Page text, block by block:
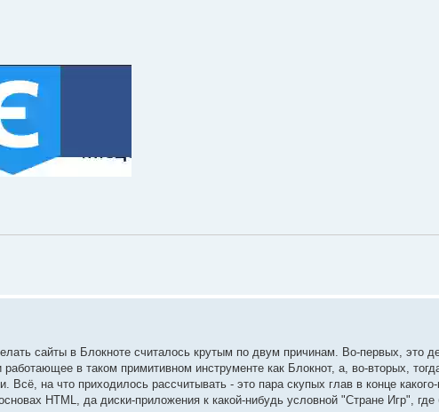
сайты в Блокноте считалось крутым по двум причинам. Во-первых, это
в таком примитивном инструменте как Блокнот, а, во-вторых,
на что приходилось рассчитывать - это пара скупых глав в конце
HTML, да диски-приложения к какой-нибудь условной "Стране Игр",